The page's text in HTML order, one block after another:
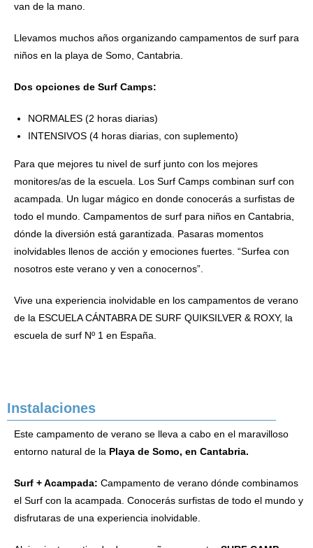
van de la mano.
Llevamos muchos años organizando campamentos de surf para
niños en la playa de Somo, Cantabria.
Dos opciones de Surf Camps:
NORMALES (2 horas diarias)
INTENSIVOS (4 horas diarias, con suplemento)
Para que mejores tu nivel de surf junto con los mejores
monitores/as de la escuela. Los Surf Camps combinan surf con
acampada. Un lugar mágico en donde conocerás a surfistas de
todo el mundo. Campamentos de surf para niños en Cantabria,
dónde la diversión está garantizada. Pasaras momentos
inolvidables llenos de acción y emociones fuertes. “Surfea con
nosotros este verano y ven a conocernos”.
Vive una experiencia inolvidable en los campamentos de verano
de la ESCUELA CÁNTABRA DE SURF QUIKSILVER & ROXY, la
escuela de surf Nº 1 en España.
Instalaciones
Este campamento de verano se lleva a cabo en el maravilloso
entorno natural de la Playa de Somo, en Cantabria.
Surf + Acampada: Campamento de verano dónde combinamos
el Surf con la acampada. Conocerás surfistas de todo el mundo y
disfrutaras de una experiencia inolvidable.